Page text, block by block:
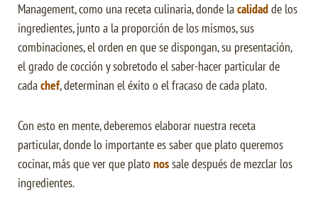
Management, como una receta culinaria, donde lacalidadde los
ingredientes, junto a la proporción de los mismos, sus
combinaciones, el orden en que se dispongan, su presentación,
el grado de cocción y sobretodo el saber-hacer particular de
cadachef, determinan el éxito o el fracaso de cada plato.
Con esto en mente, deberemos elaborar nuestra receta
particular, donde lo importante es saber que plato queremos
cocinar, más que ver que plato nossale después de mezclar los
ingredientes.